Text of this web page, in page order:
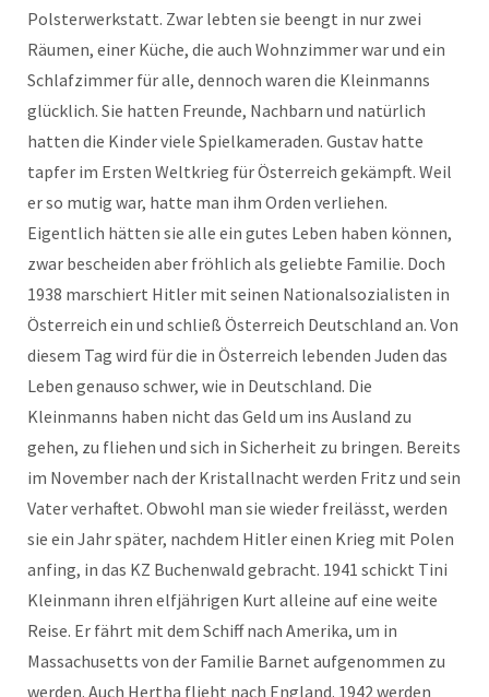
Polsterwerkstatt. Zwar lebten sie beengt in nur zwei
Räumen, einer Küche, die auch Wohnzimmer war und ein
Schlafzimmer für alle, dennoch waren die Kleinmanns
glücklich. Sie hatten Freunde, Nachbarn und natürlich
hatten die Kinder viele Spielkameraden. Gustav hatte
tapfer im Ersten Weltkrieg für Österreich gekämpft. Weil
er so mutig war, hatte man ihm Orden verliehen.
Eigentlich hätten sie alle ein gutes Leben haben können,
zwar bescheiden aber fröhlich als geliebte Familie. Doch
1938 marschiert Hitler mit seinen Nationalsozialisten in
Österreich ein und schließ Österreich Deutschland an. Von
diesem Tag wird für die in Österreich lebenden Juden das
Leben genauso schwer, wie in Deutschland. Die
Kleinmanns haben nicht das Geld um ins Ausland zu
gehen, zu fliehen und sich in Sicherheit zu bringen. Bereits
im November nach der Kristallnacht werden Fritz und sein
Vater verhaftet. Obwohl man sie wieder freilässt, werden
sie ein Jahr später, nachdem Hitler einen Krieg mit Polen
anfing, in das KZ Buchenwald gebracht. 1941 schickt Tini
Kleinmann ihren elfjährigen Kurt alleine auf eine weite
Reise. Er fährt mit dem Schiff nach Amerika, um in
Massachusetts von der Familie Barnet aufgenommen zu
werden. Auch Hertha flieht nach England. 1942 werden